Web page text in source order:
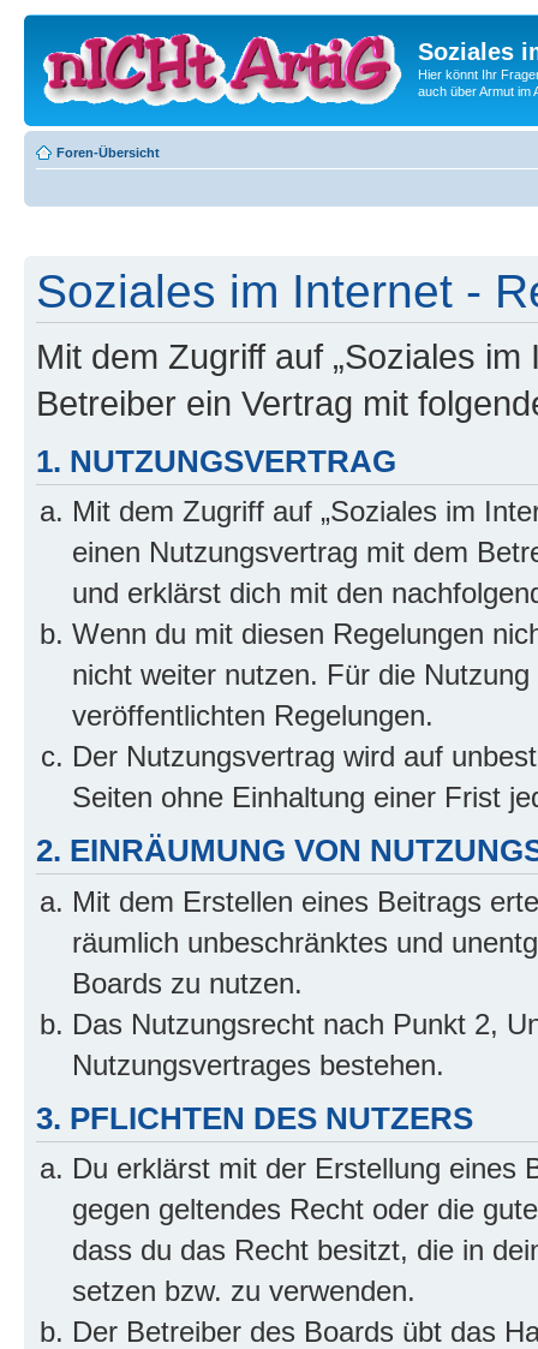
Soziales
Hier könnt Ihr
auch über Armut im
Foren-Übersicht
Soziales im Internet -
Mit dem Zugriff auf „Soziales
Betreiber ein Vertrag mit
1. NUTZUNGSVERTRAG
Mit dem Zugriff auf „Soziales im
einen Nutzungsvertrag mit dem
und erklärst dich mit den
Wenn du mit diesen Regelungen
nicht weiter nutzen. Für die
veröffentlichten Regelungen.
Der Nutzungsvertrag wird auf
Seiten ohne Einhaltung einer Frist
2. EINRÄUMUNG VON
Mit dem Erstellen eines Beitrags
räumlich unbeschränktes und
Boards zu nutzen.
Das Nutzungsrecht nach Punkt 2,
Nutzungsvertrages bestehen.
3. PFLICHTEN DES NUTZERS
Du erklärst mit der Erstellung eines
gegen geltendes Recht oder die
dass du das Recht besitzt, die in
setzen bzw. zu verwenden.
Der Betreiber des Boards übt das